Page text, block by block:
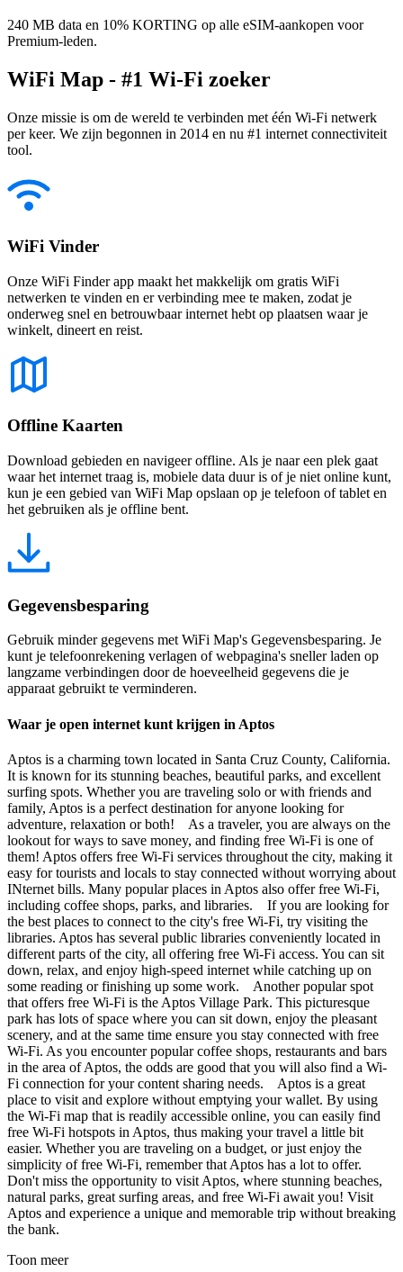
240 MB data en 10% KORTING op alle eSIM-aankopen voor
Premium-leden.
WiFi Map - #1 Wi-Fi zoeker
Onze missie is om de wereld te verbinden met één Wi-Fi netwerk
per keer. We zijn begonnen in 2014 en nu #1 internet connectiviteit
tool.
WiFi Vinder
Onze WiFi Finder app maakt het makkelijk om gratis WiFi
netwerken te vinden en er verbinding mee te maken, zodat je
onderweg snel en betrouwbaar internet hebt op plaatsen waar je
winkelt, dineert en reist.
Offline Kaarten
Download gebieden en navigeer offline. Als je naar een plek gaat
waar het internet traag is, mobiele data duur is of je niet online kunt,
kun je een gebied van WiFi Map opslaan op je telefoon of tablet en
het gebruiken als je offline bent.
Gegevensbesparing
Gebruik minder gegevens met WiFi Map's Gegevensbesparing. Je
kunt je telefoonrekening verlagen of webpagina's sneller laden op
langzame verbindingen door de hoeveelheid gegevens die je
apparaat gebruikt te verminderen.
Waar je open internet kunt krijgen in Aptos
Aptos is a charming town located in Santa Cruz County, California.
It is known for its stunning beaches, beautiful parks, and excellent
surfing spots. Whether you are traveling solo or with friends and
family, Aptos is a perfect destination for anyone looking for
adventure, relaxation or both! As a traveler, you are always on the
lookout for ways to save money, and finding free Wi-Fi is one of
them! Aptos offers free Wi-Fi services throughout the city, making it
easy for tourists and locals to stay connected without worrying about
INternet bills. Many popular places in Aptos also offer free Wi-Fi,
including coffee shops, parks, and libraries. If you are looking for
the best places to connect to the city's free Wi-Fi, try visiting the
libraries. Aptos has several public libraries conveniently located in
different parts of the city, all offering free Wi-Fi access. You can sit
down, relax, and enjoy high-speed internet while catching up on
some reading or finishing up some work. Another popular spot
that offers free Wi-Fi is the Aptos Village Park. This picturesque
park has lots of space where you can sit down, enjoy the pleasant
scenery, and at the same time ensure you stay connected with free
Wi-Fi. As you encounter popular coffee shops, restaurants and bars
in the area of Aptos, the odds are good that you will also find a Wi-
Fi connection for your content sharing needs. Aptos is a great
place to visit and explore without emptying your wallet. By using
the Wi-Fi map that is readily accessible online, you can easily find
free Wi-Fi hotspots in Aptos, thus making your travel a little bit
easier. Whether you are traveling on a budget, or just enjoy the
simplicity of free Wi-Fi, remember that Aptos has a lot to offer.
Don't miss the opportunity to visit Aptos, where stunning beaches,
natural parks, great surfing areas, and free Wi-Fi await you! Visit
Aptos and experience a unique and memorable trip without breaking
the bank.
Toon meer